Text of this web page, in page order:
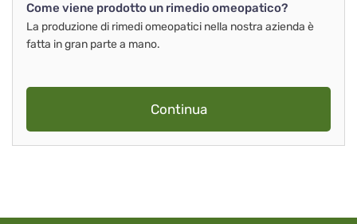
Come viene prodotto un rimedio omeopatico?
La produzione di rimedi omeopatici nella nostra azienda è
fatta in gran parte a mano.
Continua